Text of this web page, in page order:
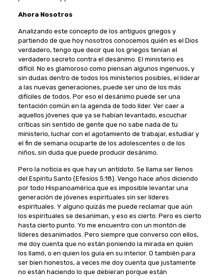
Ahora Nosotros
Analizando este concepto de los antiguos griegos y
partiendo de que hoy nosotros conocemos quién es el Dios
verdadero, tengo que decir que los griegos tenían el
verdadero secreto contra el desánimo. El ministerio es
difícil. No es glamoroso como piensan algunos ingenuos, y
sin dudas dentro de todos los ministerios posibles, el liderar
a las nuevas generaciones, puede ser uno de los más
difíciles de todos. Por eso el desánimo puede ser una
tentación común en la agenda de todo líder. Ver caer a
aquellos jóvenes que ya se habían levantado, escuchar
críticas sin sentido de gente que no sabe nada de tu
ministerio, luchar con el agotamiento de trabajar, estudiar y
el fin de semana ocuparte de los adolescentes o de los
niños, sin duda que puede producir desánimo.
Pero la noticia es que hay un antídoto. Se llama ser llenos
del Espíritu Santo (Efesios 5:18). Vengo hace años diciendo
por todo Hispanoamérica que es imposible levantar una
generación de jóvenes espirituales sin ser líderes
espirituales. Y alguno quizás me puede reclamar que aún
los espirituales se desaniman, y eso es cierto. Pero es cierto
hasta cierto punto. Yo me encuentro con un montón de
líderes desanimados. Pero siempre que converso con ellos,
me doy cuenta que no están poniendo la mirada en quien
los llamó, o en quien los guía en su interior. O también para
ser bien honestos, a veces me doy cuenta que justamente
no están haciendo lo que debieran porque están